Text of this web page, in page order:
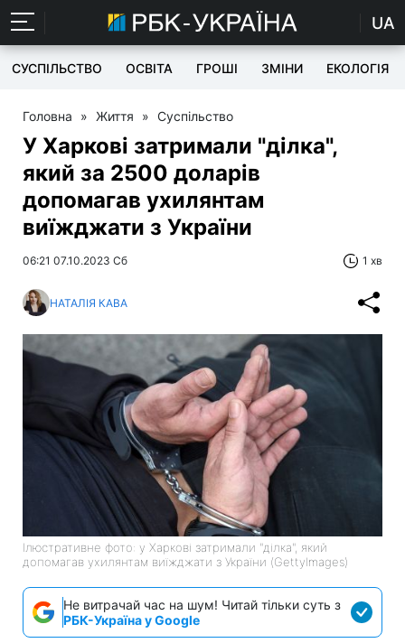
UA
СУСПІЛЬСТВО ОСВІТА ГРОШІ ЗМІНИ ЕКОЛОГІЯ
Головна » Життя » Суспільство
У Харкові затримали "ділка",
який за 2500 доларів
допомагав ухилянтам
виїжджати з України
06:21 07.10.2023 Сб 1 хв
НАТАЛІЯ КАВА
Ілюстративне фото: у Харкові затримали "ділка", який
допомагав ухилянтам виїжджати з України (GettyImagеs)
Не витрачай час на шум! Читай тільки суть з
РБК-Україна у Google